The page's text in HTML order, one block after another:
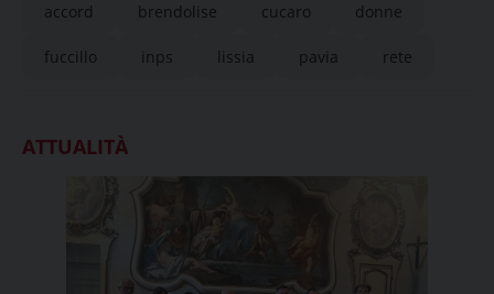
accord brendolise cucaro donne
fuccillo inps lissia pavia rete
ATTUALITÀ